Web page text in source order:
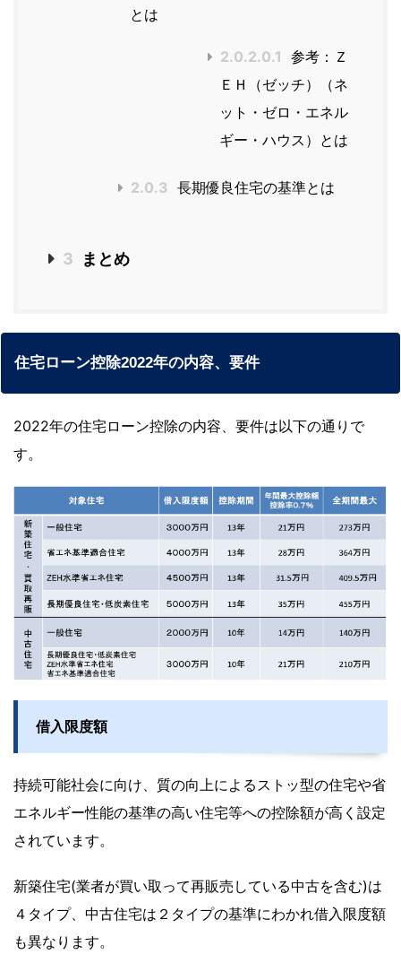
とは
2.0.2.0.1 参考：Ｚ
ＥＨ（ゼッチ）（ネ
ット・ゼロ・エネル
ギー・ハウス）とは
2.0.3 長期優良住宅の基準とは
3 まとめ
住宅ローン控除2022年の内容、要件
2022年の住宅ローン控除の内容、要件は以下の通りで
す。
借入限度額
持続可能社会に向け、質の向上によるストッ型の住宅や省
エネルギー性能の基準の高い住宅等への控除額が高く設定
されています。
新築住宅(業者が買い取って再販売している中古を含む)は
４タイプ、中古住宅は２タイプの基準にわかれ借入限度額
も異なります。